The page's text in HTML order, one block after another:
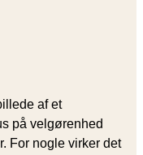
af et
på velgørenhed
For nogle virker det